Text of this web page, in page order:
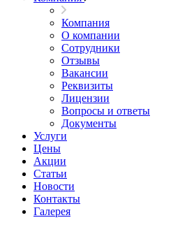
Компания
О компании
Сотрудники
Отзывы
Вакансии
Реквизиты
Лицензии
Вопросы и ответы
Документы
Услуги
Цены
Акции
Статьи
Новости
Контакты
Галерея